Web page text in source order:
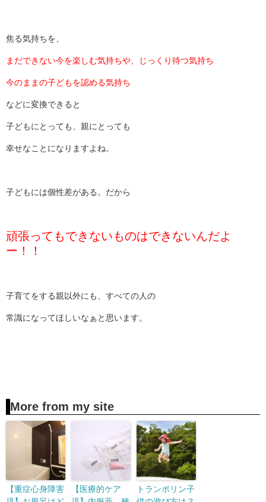
焦る気持ちを、
まだできない今を楽しむ気持ちや、じっくり待つ気持ち
今のままの子どもを認める気持ち
などに変換できると
子どもにとっても、親にとっても
幸せなことになりますよね。
子どもには個性差がある。だから
頑張ってもできないものはできないんだよ
ー！！
子育てをする親以外にも、すべての人の
常識になってほしいなぁと思います。
More from my site
【重症心身障害
【医療的ケア
トランポリン子